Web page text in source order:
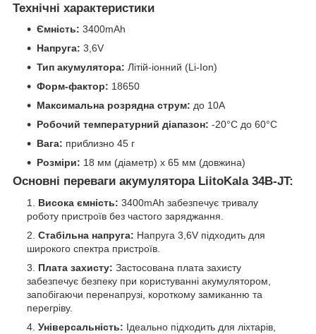
Технічні характеристики
Ємність: 3400mAh
Напруга: 3,6V
Тип акумулятора: Літій-іонний (Li-Ion)
Форм-фактор: 18650
Максимальна розрядна струм: до 10A
Робочий температурний діапазон: -20°C до 60°C
Вага: приблизно 45 г
Розміри: 18 мм (діаметр) x 65 мм (довжина)
Основні переваги акумулятора LiitoKala 34B-JT:
Висока ємність: 3400mAh забезпечує тривалу
роботу пристроїв без частого заряджання.
Стабільна напруга: Напруга 3,6V підходить для
широкого спектра пристроїв.
Плата захисту: Застосована плата захисту
забезпечує безпеку при користуванні акумулятором,
запобігаючи перенапрузі, короткому замиканню та
перегріву.
Універсальність: Ідеально підходить для ліхтарів,